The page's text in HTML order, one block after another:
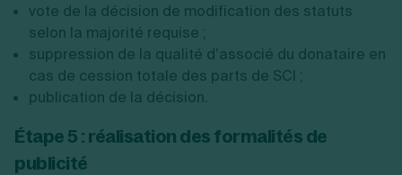
vote de la décision de modification des statuts
selon la majorité requise ;
suppression de la qualité d’associé du donataire en
cas de cession totale des parts de SCI ;
publication de la décision.
Étape 5 : réalisation des formalités de
publicité